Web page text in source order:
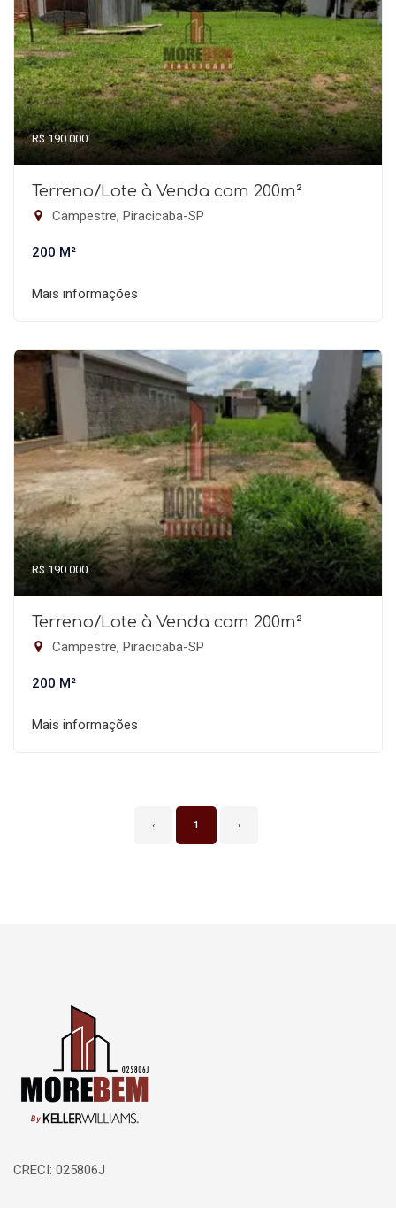
R$ 190.000
Terreno/Lote à Venda com 200m²
Campestre, Piracicaba-SP
200 M²
Mais informações
R$ 190.000
Terreno/Lote à Venda com 200m²
Campestre, Piracicaba-SP
200 M²
Mais informações
‹ 1 ›
Página inicial
CRECI: 025806J